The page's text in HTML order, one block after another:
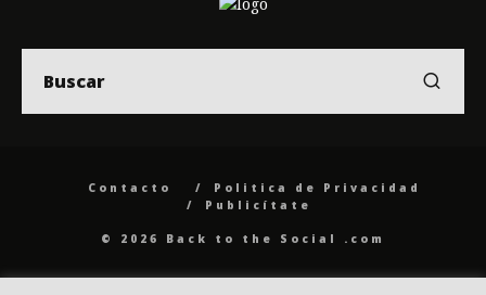
Contacto
Politica de Privacidad
Publicítate
© 2026 Back to the Social .com